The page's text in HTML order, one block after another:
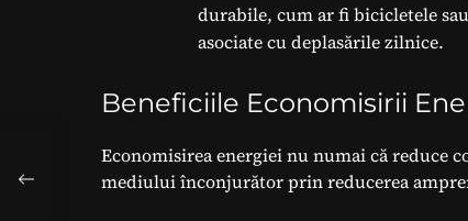
durabile, cum ar fi bicicletele
asociate cu deplasările zilnice.
Beneficiile Economisirii
Economisirea energiei nu numai că reduce
mediului înconjurător prin reducerea